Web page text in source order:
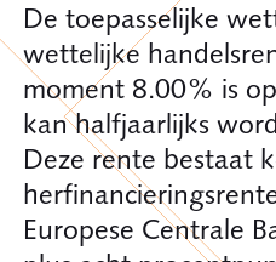
De toepasselijke
wettelijke
moment 8.00% is
kan halfjaarlijks
Deze rente bestaat
Europese Centrale